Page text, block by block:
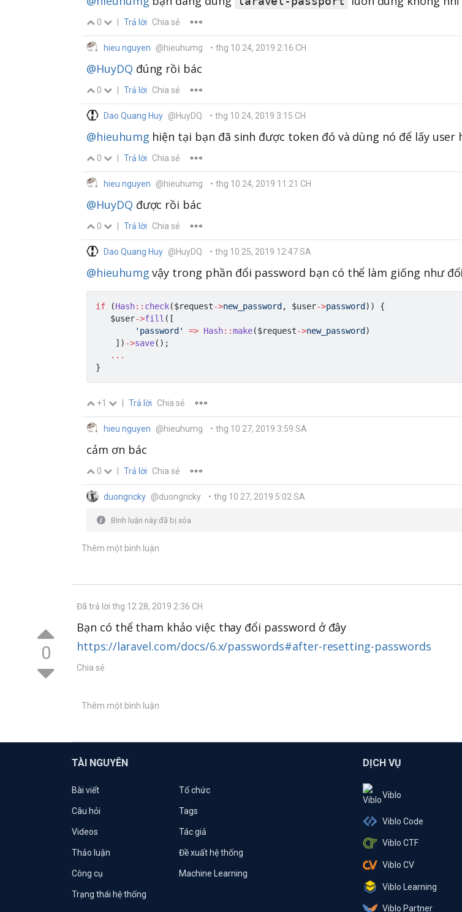
0 | Trả lời Chia sẻ
hieu nguyen @hieuhumg • thg 10 24, 2019 2:16 CH
@HuyDQ đúng rồi bác
0 | Trả lời Chia sẻ
Dao Quang Huy @HuyDQ • thg 10 24, 2019 3:15 CH
@hieuhumg hiện tại bạn đã sinh được token đó và dùng nó để lấy user
0 | Trả lời Chia sẻ
hieu nguyen @hieuhumg • thg 10 24, 2019 11:21 CH
@HuyDQ được rồi bác
0 | Trả lời Chia sẻ
Dao Quang Huy @HuyDQ • thg 10 25, 2019 12:47 SA
@hieuhumg vậy trong phần đổi password bạn có thể làm giống như
if (Hash:: check($request->new_password, $user->password) )
{
$user->fill ( [
'password'
=> Hash::make($request->new_password)
] ) ->save( ) ;
...
}
+1 | Trả lời Chia sẻ
hieu nguyen @hieuhumg • thg 10 27, 2019 3:59 SA
cảm ơn bác
0 | Trả lời Chia sẻ
duongricky @duongricky • thg 10 27, 2019 5:02 SA
Bình luận này đã bị xóa
Thêm một bình luận
Đã trả lời thg 12 28, 2019 2:36 CH
0
Bạn có thể tham khảo việc thay đổi password ở đây
https://laravel.com/docs/6.x/passwords#after-resetting-passwords
Chia sẻ
Thêm một bình luận
TÀI NGUYÊN
Bài viết Tổ chức
Câu hỏi Tags
Videos Tác giả
Thảo luận Đề xuất hệ thống
Công cụ Machine Learning
Trạng thái hệ thống
DỊCH VỤ
Viblo
Viblo Code
Viblo CTF
Viblo CV
Viblo Learning
Viblo Partner